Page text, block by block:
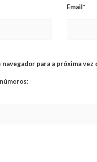
Email*
para a próxima vez